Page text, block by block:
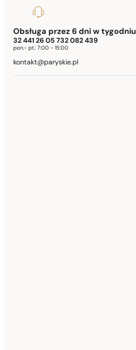
Obsługa przez 6 dni w tygodniu
32 441 26 05 732 082 439
pon.- pt.: 7:00 - 15:00
kontakt@paryskie.pl